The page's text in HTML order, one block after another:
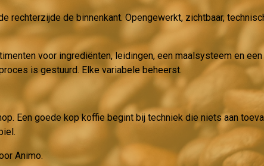
rechterzijde de binnenkant. Opengewerkt, zichtbaar,
voor ingrediënten, leidingen, een maalsysteem en
is gestuurd. Elke variabele beheerst.
Een goede kop koffie begint bij techniek die niets aan
Animo.